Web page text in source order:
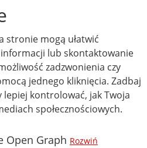
stronie mogą ułatwić
lub skontaktowanie
zadzwonienia czy
jednego kliknięcia. Zadbaj
kontrolować, jak Twoja
społecznościowych.
Open Graph Rozwiń